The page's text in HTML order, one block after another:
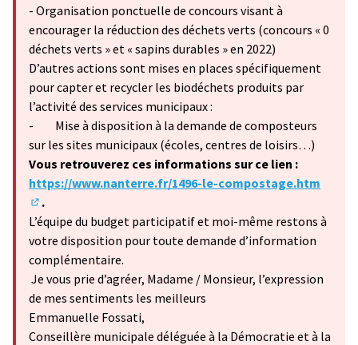
- Organisation ponctuelle de concours visant à
encourager la réduction des déchets verts (concours « 0
déchets verts » et « sapins durables » en 2022)
D’autres actions sont mises en places spécifiquement
pour capter et recycler les biodéchets produits par
l’activité des services municipaux :
- Mise à disposition à la demande de composteurs
sur les sites municipaux (écoles, centres de loisirs…)
Vous retrouverez ces informations sur ce lien :
https://www.nanterre.fr/1496-le-compostage.htm
(Lien externe)
.
L’équipe du budget participatif et moi-même restons à
votre disposition pour toute demande d’information
complémentaire.
Je vous prie d’agréer, Madame / Monsieur, l’expression
de mes sentiments les meilleurs
Emmanuelle Fossati,
Conseillère municipale déléguée à la Démocratie et à la